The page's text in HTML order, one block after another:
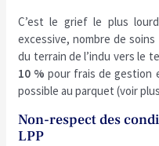
C’est le grief le plus
excessive, nombre de
du terrain de l’indu vers le
10 % pour frais de gestion
possible au parquet (voir
Non-respect des
LPP